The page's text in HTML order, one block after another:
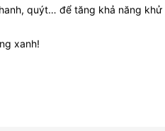
quýt… để tăng khả năng
xanh!